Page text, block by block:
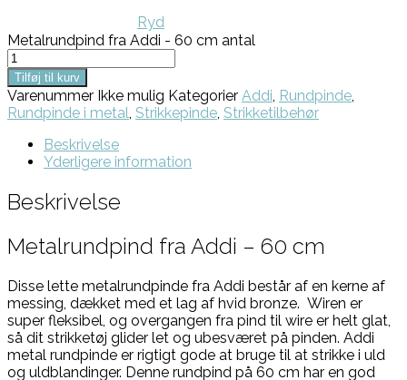
Ryd
Metalrundpind fra Addi - 60 cm antal
Tilføj til kurv
Varenummer Ikke mulig Kategorier Addi, Rundpinde,
Rundpinde i metal, Strikkepinde, Strikketilbehør
Beskrivelse
Yderligere information
Beskrivelse
Metalrundpind fra Addi – 60 cm
Disse lette metalrundpinde fra Addi består af en kerne af
messing, dækket med et lag af hvid bronze. Wiren er
super fleksibel, og overgangen fra pind til wire er helt glat,
så dit strikketøj glider let og ubesværet på pinden. Addi
metal rundpinde er rigtigt gode at bruge til at strikke i uld
og uldblandinger. Denne rundpind på 60 cm har en god